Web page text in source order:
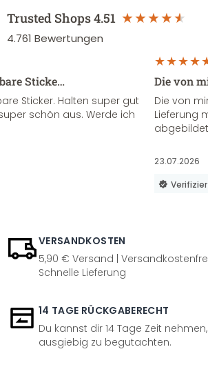
Trusted Shops4.51
4.761 Bewertungen
Sticke…
Sticker. Halten super gut
schön aus. Werde ich
Die von
Die von
Lieferung
23.07.2026
VERSANDKOSTEN
5,90 € Versand |
Schnelle Lieferung
14 TAGE RÜCKGABERECHT
Du kannst dir 14 Tage Zeit
ausgiebig zu begutachten.